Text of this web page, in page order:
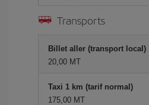
Transports
Billet aller (transport local)
20,00 MT
Taxi 1 km (tarif normal)
175,00 MT